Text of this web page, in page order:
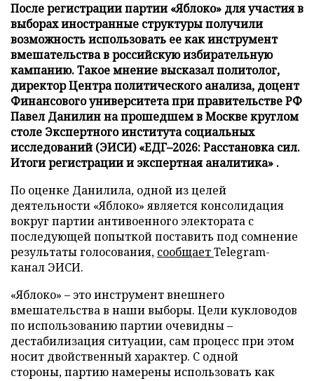
После регистрации партии «Яблоко» для участия в
выборах иностранные структуры получили
возможность использовать ее как инструмент
вмешательства в российскую избирательную
кампанию. Такое мнение высказал политолог,
директор Центра политического анализа, доцент
Финансового университета при правительстве РФ
Павел Данилин на прошедшем в Москве круглом
столе Экспертного института социальных
исследований (ЭИСИ) «ЕДГ–2026: Расстановка сил.
Итоги регистрации и экспертная аналитика» .
По оценке Данилила, одной из целей
деятельности «Яблоко» является консолидация
вокруг партии антивоенного электората с
последующей попыткой поставить под сомнение
результаты голосования, сообщаетTelegram-
канал ЭИСИ.
«Яблоко» – это инструмент внешнего
вмешательства в наши выборы. Цели кукловодов
по использованию партии очевидны –
дестабилизация ситуации, сам процесс при этом
носит двойственный характер. С одной
стороны, партию намерены использовать как